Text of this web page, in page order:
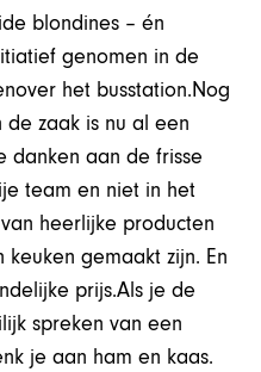
blondines – én
genomen in de
het busstation.Nog
zaak is nu al een
danken aan de frisse
team en niet in het
heerlijke producten
gemaakt zijn. En
prijs.Als je de
spreken van een
je aan ham en kaas.